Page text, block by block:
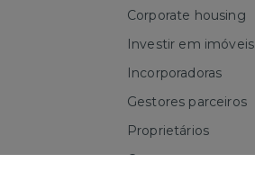
Corporate housing
Investir em imóveis
Incorporadoras
Gestores parceiros
Proprietários
Corretores